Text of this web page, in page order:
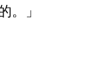
。」